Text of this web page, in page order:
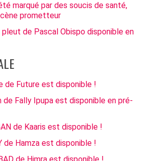
marqué par des soucis de santé,
prometteur
pleut de Pascal Obispo disponible en
de Future est disponible !
de Fally Ipupa est disponible en pré-
de Kaaris est disponible !
de Hamza est disponible !